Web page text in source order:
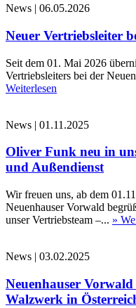
News | 06.05.2026
Neuer Vertriebsleiter
Seit dem 01. Mai 2026
Vertriebsleiters bei der
Weiterlesen
News | 01.11.2025
Oliver Funk neu in
und Außendienst
Wir freuen uns, ab dem
Neuenhauser Vorwald
unser Vertriebsteam –... »
News | 03.02.2025
Neuenhauser
Walzwerk in